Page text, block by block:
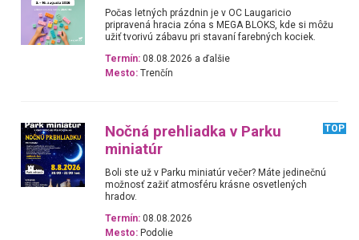
Počas letných prázdnin je v OC Laugaricio
pripravená hracia zóna s MEGA BLOKS, kde si môžu
užiť tvorivú zábavu pri stavaní farebných kociek.
Termín: 08.08.2026 a ďalšie
Mesto: Trenčín
Nočná prehliadka v Parku
miniatúr
TOP
Boli ste už v Parku miniatúr večer? Máte jedinečnú
možnosť zažiť atmosféru krásne osvetlených
hradov.
Termín: 08.08.2026
Mesto: Podolie